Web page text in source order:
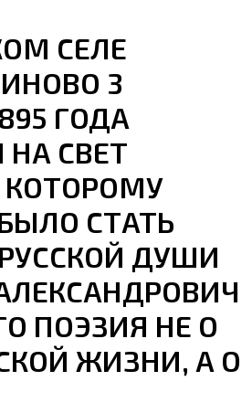
СЕЛЕ
3
ГОДА
СВЕТ
СТАТЬ
ДУШИ
ПОЭЗИЯ НЕ О
ЖИЗНИ, А О